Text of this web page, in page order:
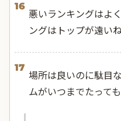
16
悪いランキングはよ
ングはトップが遠いね
17
場所は良いのに駄目
ムがいつまでたって